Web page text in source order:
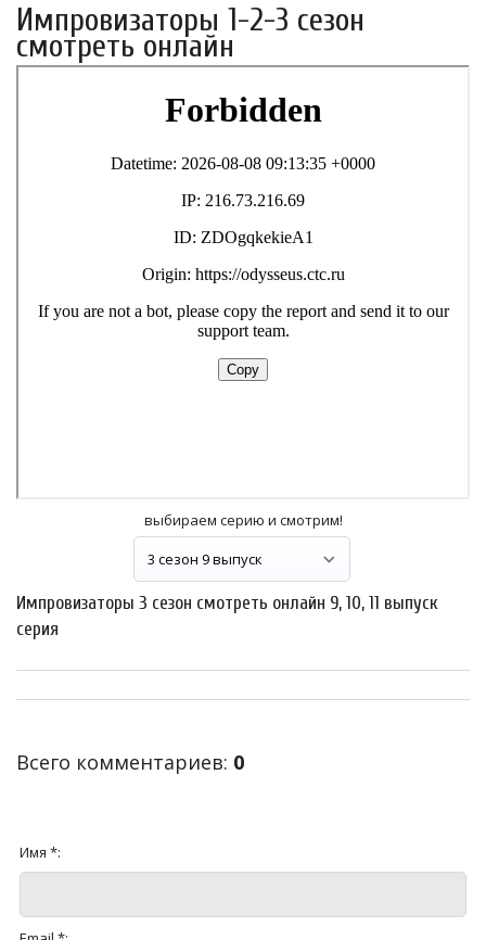
Импровизаторы 1-2-3 сезон
смотреть онлайн
выбираем серию и смотрим!
Импровизаторы 3 сезон смотреть онлайн 9, 10, 11 выпуск
серия
Всего комментариев: 0
Имя *: